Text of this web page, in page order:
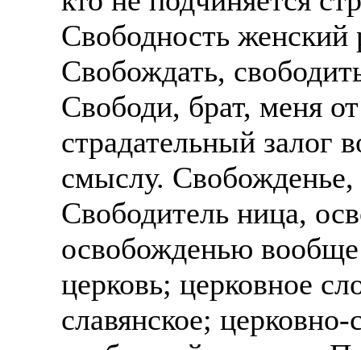
Свободность женский
Свобождать,
Свободи, брат, меня
страдательный залог
смыслу. Свобожденье,
Свободитель ница,
освобожденью
церковь; церковное
славянское;